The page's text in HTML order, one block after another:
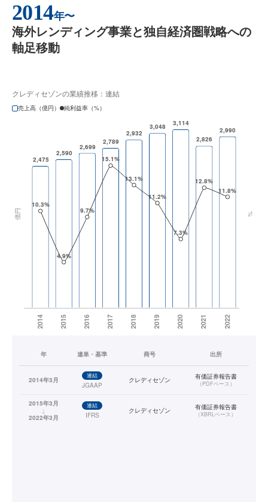
2014年〜
海外レンディング事業と独自経済圏戦略への
軸足移動
クレディセゾンの業績推移：連結
売上高（億円）
純利益率（%）
年 連単・基準 商号 出所
2014年3月
連結
JGAAP
クレディセゾン 有価証券報告書
（PDFベース）
2015年3月
↓
2022年3月
連結
IFRS
クレディセゾン 有価証券報告書
（XBRLベース）